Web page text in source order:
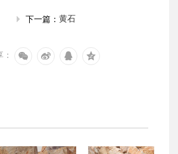
下一篇： 黄石